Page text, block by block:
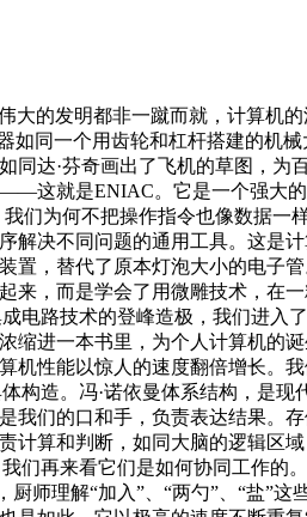
大的发明都非一蹴而就，计算
如同一个用齿轮和杠杆搭建的机
达·芬奇画出了飞机的草图，
这就是ENIAC。它是一个强大
们为何不把操作指令也像数据
决不同问题的通用工具。这是
，替代了原本灯泡大小的电子
来，而是学会了用微雕技术，在
电路技术的登峰造极，我们进
进一本书里，为个人计算机的
性能以惊人的速度翻倍增长。
构造。冯·诺依曼体系结构，是
我们的口和手，负责表达结果。
计算和判断，如同大脑的逻辑
们再来看它们是如何协同工作
师理解“加入”、“两勺”、“盐”